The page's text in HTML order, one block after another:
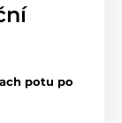
potu po